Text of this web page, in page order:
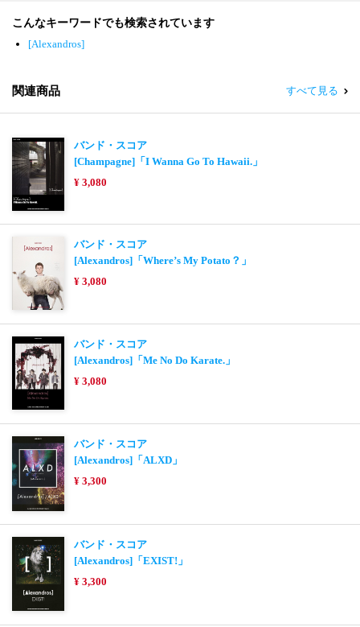
こんなキーワードでも検索されています
[Alexandros]
関連商品 すべて見る
バンド・スコア
[Champagne]「I Wanna Go To Hawaii.」
¥ 3,080
バンド・スコア
[Alexandros]「Where’s My Potato？」
¥ 3,080
バンド・スコア
[Alexandros]「Me No Do Karate.」
¥ 3,080
バンド・スコア
[Alexandros]「ALXD」
¥ 3,300
バンド・スコア
[Alexandros]「EXIST!」
¥ 3,300